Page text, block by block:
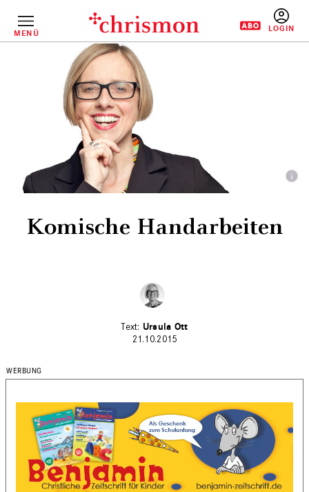
InhaltMENÜ
Komische Handarbeiten
Ursula Ott
21.10.2015